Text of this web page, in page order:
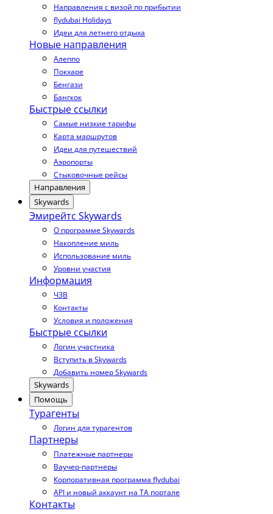
Направления с визой по прибытии
flydubai Holidays
Идеи для летнего отдыха
Новые направления
Алеппо
Покхаре
Бенгази
Бангкок
Быстрые ссылки
Самые низкие тарифы
Карта маршрутов
Идеи для путешествий
Аэропорты
Стыковочные рейсы
Направления
Skywards
Эмирейтс Skywards
О программе Skywards
Накопление миль
Использование миль
Уровни участия
Информация
ЧЗВ
Контакты
Условия и положения
Быстрые ссылки
Логин участника
Вступить в Skywards
Добавить номер Skywards
Skywards
Помощь
Турагенты
Логин для турагентов
Партнеры
Платежные партнеры
Ваучер-партнеры
Корпоративная программа flydubai
API и новый аккаунт на TA портале
Контакты